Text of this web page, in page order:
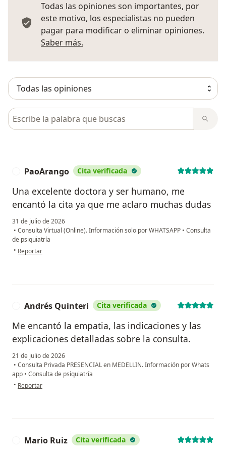
Todas las opiniones son importantes, por
este motivo, los especialistas no pueden
pagar para modificar o eliminar opiniones.
Saber más.
Busca en opiniones
PaoArango Cita verificada
Una excelente doctora y ser humano, me
encantó la cita ya que me aclaro muchas dudas
31 de julio de 2026
• Consulta Virtual (Online). Información solo por WHATSAPP • Consulta
de psiquiatría
• en opinión del usuario PaoArango
Reportar
Andrés Quinteri Cita verificada
Me encantó la empatia, las indicaciones y las
explicaciones detalladas sobre la consulta.
21 de julio de 2026
• Consulta Privada PRESENCIAL en MEDELLIN. Información por Whats
app • Consulta de psiquiatría
• en opinión del usuario Andrés Quinteri
Reportar
Mario Ruiz Cita verificada